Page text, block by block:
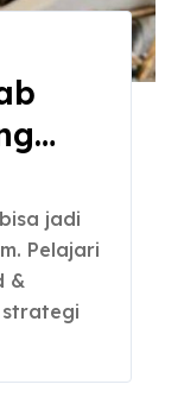
Pelajari
&